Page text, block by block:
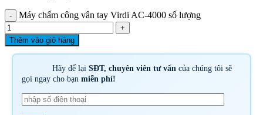
Máy chấm công vân tay Virdi AC-4000 số lượng
Thêm vào giỏ hàng
Hãy để lạiSĐT, chuyên viên tư vấncủa chúng tôi sẽ
gọi ngay cho bạn miễn phí!